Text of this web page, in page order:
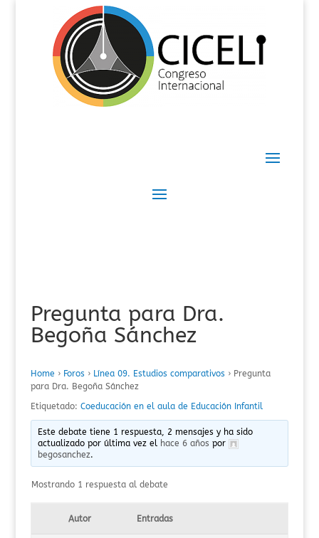
Pregunta para Dra.
Begoña Sánchez
Home › Foros › Línea 09. Estudios comparativos › Pregunta
para Dra. Begoña Sánchez
Etiquetado: Coeducación en el aula de Educación Infantil
Este debate tiene 1 respuesta, 2 mensajes y ha sido
actualizado por última vez el hace 6 años por
begosanchez.
Mostrando 1 respuesta al debate
Autor Entradas